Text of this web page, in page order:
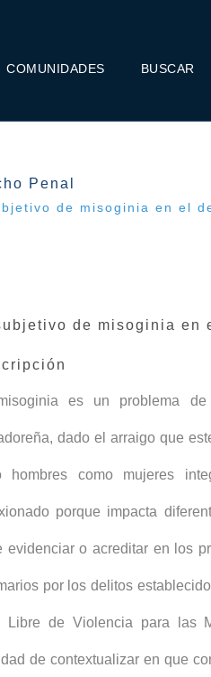
COMUNIDADES BUSCAR
Penal
de misoginia en el
de misoginia en
es un problema
dado el arraigo que
hombres como mujeres
porque impacta
evidenciar o acreditar en los
por los delitos
Libre de Violencia para las
de contextualizar en que